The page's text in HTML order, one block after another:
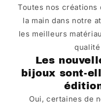
Toutes nos créations
la main dans notre
les meilleurs
Les
bijoux sont-
Oui, certaines de